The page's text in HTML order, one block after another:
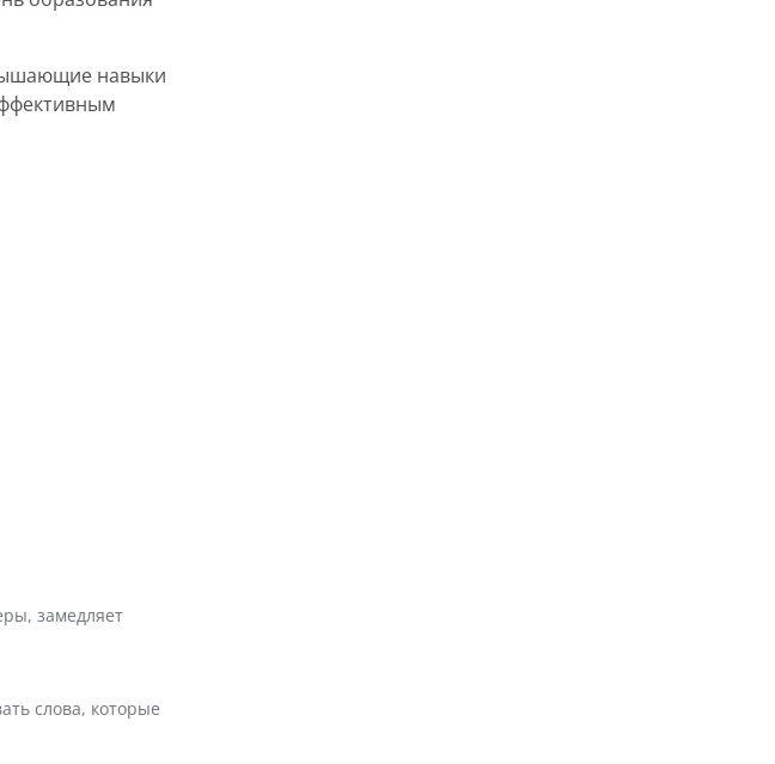
навыки
замедляет
слова, которые